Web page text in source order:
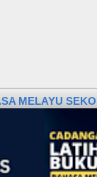
MELAYU